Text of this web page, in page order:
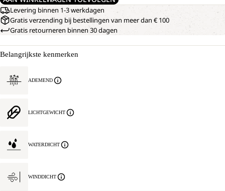
Levering binnen 1-3 werkdagen
Gratis verzending bij bestellingen van meer dan € 100
Gratis retourneren binnen 30 dagen
Belangrijkste kenmerken
ADEMEND
LICHTGEWICHT
WATERDICHT
WINDDICHT